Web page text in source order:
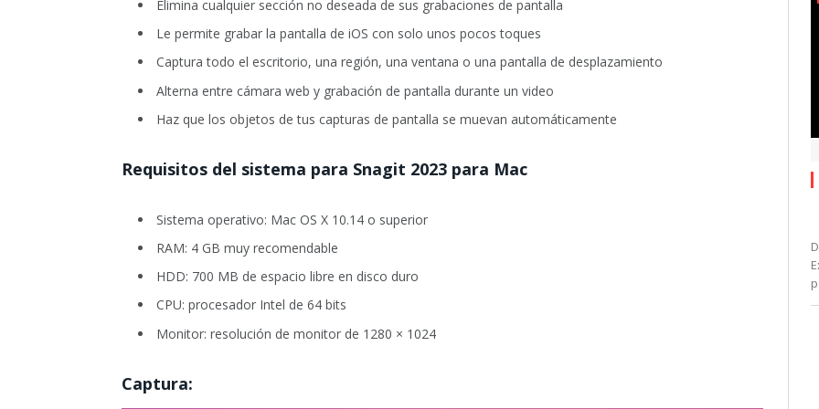
Elimina cualquier sección no deseada de sus grabaciones de pantalla
Le permite grabar la pantalla de iOS con solo unos pocos toques
Captura todo el escritorio, una región, una ventana o una pantalla de desplazamiento
Alterna entre cámara web y grabación de pantalla durante un video
Haz que los objetos de tus capturas de pantalla se muevan automáticamente
Requisitos del sistema para Snagit 2023 para Mac
Sistema operativo: Mac OS X 10.14 o superior
RAM: 4 GB muy recomendable
HDD: 700 MB de espacio libre en disco duro
CPU: procesador Intel de 64 bits
Monitor: resolución de monitor de 1280 × 1024
Captura: